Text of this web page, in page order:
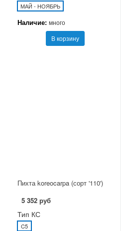
МАЙ - НОЯБРЬ
Наличие: много
В корзину
Пихта koreocarpa (сорт '110')
5 352 руб
Тип КС
C5